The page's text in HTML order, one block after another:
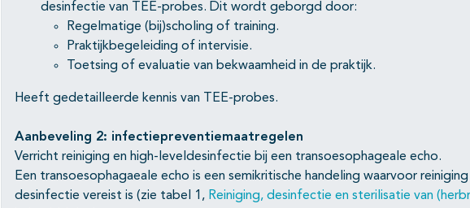
desinfectie van TEE-probes. Dit wordt geborgd door:
Regelmatige (bij)scholing of training.
Praktijkbegeleiding of intervisie.
Toetsing of evaluatie van bekwaamheid in de praktijk.
Heeft gedetailleerde kennis van TEE-probes.
Aanbeveling 2: infectiepreventiemaatregelen
Verricht reiniging en high-leveldesinfectie bij een transoesophageale echo.
Een transoesophagaeale echo is een semikritische handeling waarvoor
desinfectie vereist is (zie tabel 1, Reiniging, desinfectie en sterilisatie van